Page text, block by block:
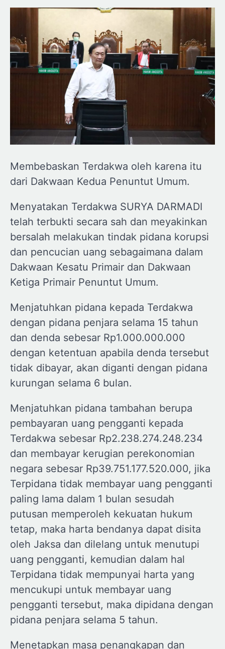
Membebaskan Terdakwa oleh karena itu
dari Dakwaan Kedua Penuntut Umum.
Menyatakan Terdakwa SURYA DARMADI
telah terbukti secara sah dan meyakinkan
bersalah melakukan tindak pidana korupsi
dan pencucian uang sebagaimana dalam
Dakwaan Kesatu Primair dan Dakwaan
Ketiga Primair Penuntut Umum.
Menjatuhkan pidana kepada Terdakwa
dengan pidana penjara selama 15 tahun
dan denda sebesar Rp1.000.000.000
dengan ketentuan apabila denda tersebut
tidak dibayar, akan diganti dengan pidana
kurungan selama 6 bulan.
Menjatuhkan pidana tambahan berupa
pembayaran uang pengganti kepada
Terdakwa sebesar Rp2.238.274.248.234
dan membayar kerugian perekonomian
negara sebesar Rp39.751.177.520.000, jika
Terpidana tidak membayar uang pengganti
paling lama dalam 1 bulan sesudah
putusan memperoleh kekuatan hukum
tetap, maka harta bendanya dapat disita
oleh Jaksa dan dilelang untuk menutupi
uang pengganti, kemudian dalam hal
Terpidana tidak mempunyai harta yang
mencukupi untuk membayar uang
pengganti tersebut, maka dipidana dengan
pidana penjara selama 5 tahun.
Menetapkan masa penangkapan dan